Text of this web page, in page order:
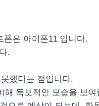
폰은 아이폰11 입니다.
.
했다는 점입니다.
해 독보적인 모습을 보여